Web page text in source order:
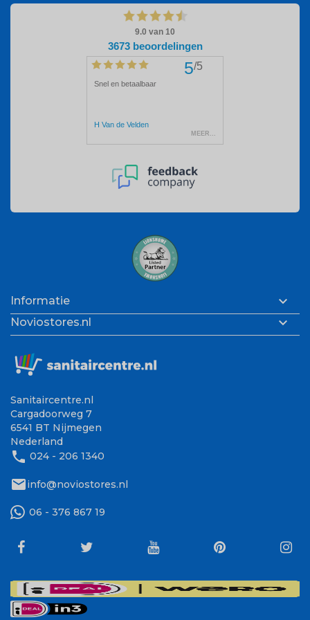
Informatie 
Noviostores.nl 
Sanitaircentre.nl
Cargadoorweg 7
6541 BT Nijmegen
Nederland
phone 024 - 206 1340
mailinfo@noviostores.nl
06 - 376 867 19